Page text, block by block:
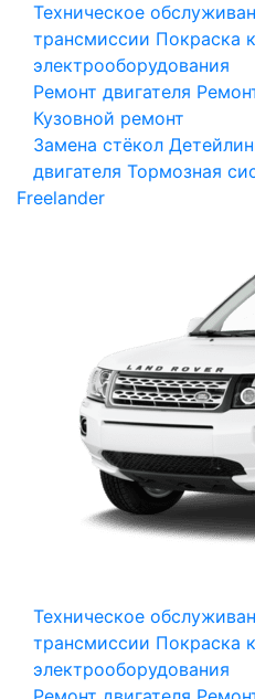
Техническое
трансмиссии Покраска
электрооборудования
Ремонт двигателя
Кузовной ремонт
Замена стёкол
двигателя Тормозная
Freelander
Техническое
трансмиссии Покраска
электрооборудования